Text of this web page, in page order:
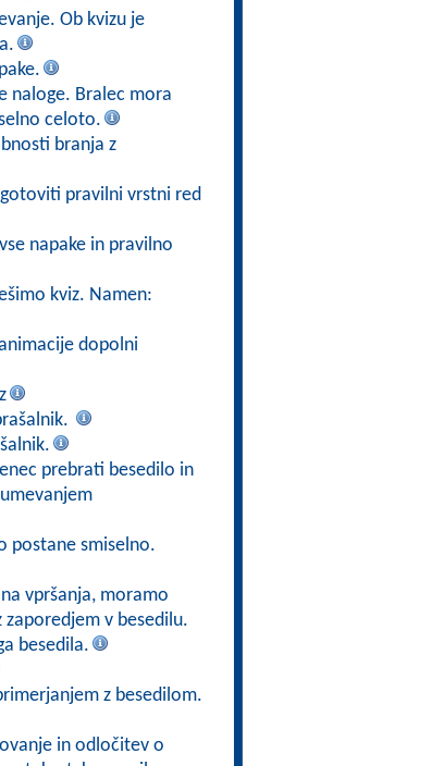
Ob kvizu je
naloge. Bralec mora
celoto.
branja z
pravilni vrstni red
napake in pravilno
kviz. Namen:
dopolni
prebrati besedilo in
postane smiselno.
vpršanja, moramo
v besedilu.
besedila.
z besedilom.
in odločitev o